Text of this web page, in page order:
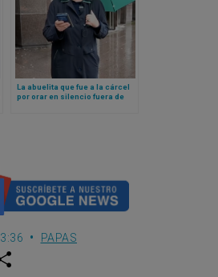
La abuelita que fue a la cárcel
por orar en silencio fuera de
PAPAS